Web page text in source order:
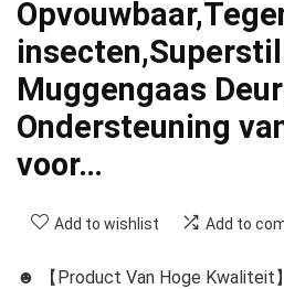
Muggengaas
Ondersteuning
voor…
Add to wishlist Add to
☻ 【Product Van Hoge Kwaliteit